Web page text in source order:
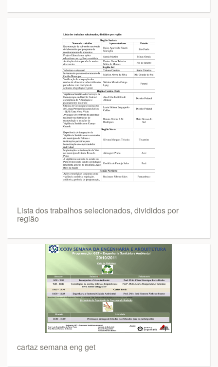
Lista dos trabalhos selecionados, divididos por
região
cartaz semana eng get